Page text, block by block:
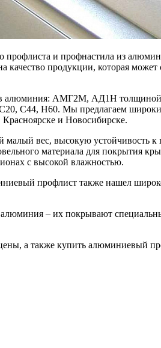
и профнастила из
качество продукции, которая
алюминия: АМГ2М, АД1Н толщиной
С44, Н60. Мы предлагаем
и Новосибирске.
вес, высокую устойчивость к
материала для покрытия
с высокой влажностью.
профлист также нашел
алюминия – их покрывают
а также купить алюминиевый